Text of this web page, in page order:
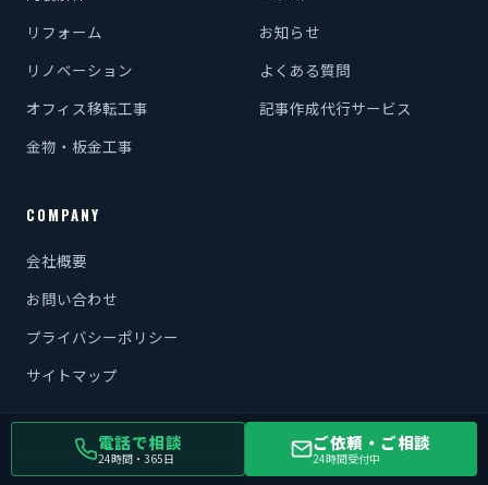
リフォーム
リノベーション
オフィス移転工事
金物・板金工事
お知らせ
よくある質問
記事作成代行サービス
COMPANY
会社概要
お問い合わせ
プライバシーポリシー
サイトマップ
電話で相談
24時間・365日
ご依頼・ご相談
24時間受付中